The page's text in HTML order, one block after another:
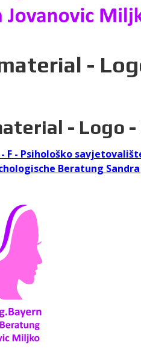
-
- Logo -
F - Psihološko
Beratung